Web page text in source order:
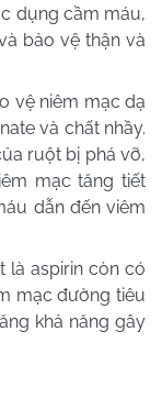
dụng cầm máu,
bảo vệ thận và
vệ niêm mạc dạ
và chất nhầy.
ruột bị phá vỡ,
mạc tăng tiết
dẫn đến viêm
là aspirin còn có
mạc đường tiêu
khả năng gây